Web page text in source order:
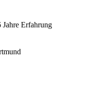
Jahre Erfahrung